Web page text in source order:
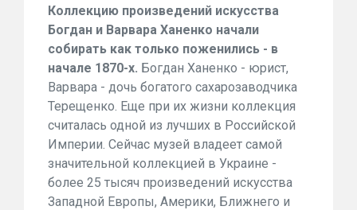
Коллекцию произведений искусства
Богдан и Варвара Ханенко начали
собирать как только поженились - в
начале 1870-х. Богдан Ханенко - юрист,
Варвара - дочь богатого сахарозаводчика
Терещенко. Еще при их жизни коллекция
считалась одной из лучших в Российской
Империи. Сейчас музей владеет самой
значительной коллекцией в Украине -
более 25 тысяч произведений искусства
Западной Европы, Америки, Ближнего и